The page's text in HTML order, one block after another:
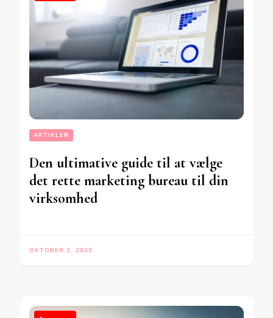
ARTIKLER
Den ultimative guide til at vælge
det rette marketing bureau til din
virksomhed
OKTOBER 2, 2023